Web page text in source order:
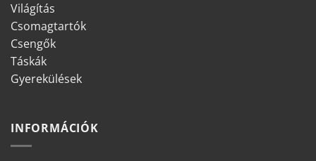
Világítás
Csomagtartók
Csengők
Táskák
Gyerekülések
INFORMÁCIÓK